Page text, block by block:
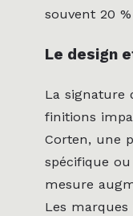
souvent 20
Le design
La signature
finitions
Corten, une
spécifique
mesure
Les